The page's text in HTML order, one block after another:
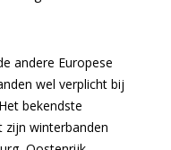
andere Europese
wel verplicht bij
bekendste
zijn winterbanden